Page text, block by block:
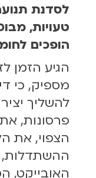
לסדנת
טעויות,
הופכים
הגיע הזמן
מספיק, כי
להשליך
פרסונות,
הצפוי, את
ההשתדלות,
האובייקט,